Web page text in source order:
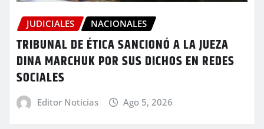
JUDICIALES NACIONALES
TRIBUNAL DE ÉTICA SANCIONÓ A LA JUEZA
DINA MARCHUK POR SUS DICHOS EN REDES
SOCIALES
Editor Noticias Ago 5, 2026